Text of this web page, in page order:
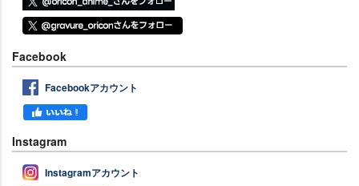
Facebook
Facebookアカウント
Instagram
Instagramアカウント